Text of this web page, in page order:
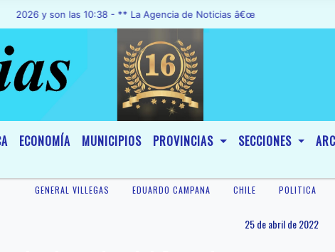
son las 10:38 - ** La Agencia de Noticias â€œA1 Noticiasâ€, fue
ECONOMÍA MUNICIPIOS PROVINCIAS SECCIONES
GENERAL VILLEGAS EDUARDO CAMPANA CHILE POLITICA
25 de abril de 2022